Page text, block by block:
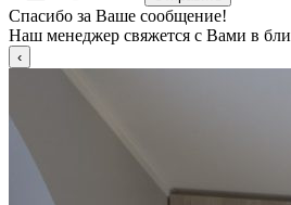
Спасибо за Ваше сообщение!
Наш менеджер свяжется с Вами в